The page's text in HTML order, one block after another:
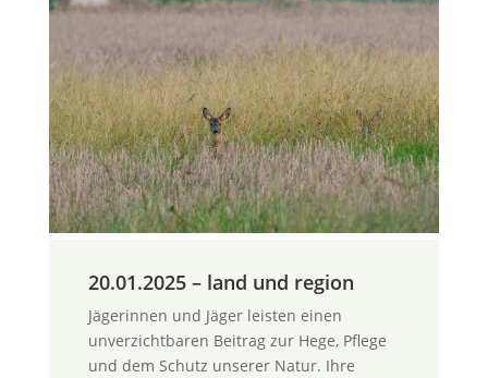
20.01.2025 – land und region
Jägerinnen und Jäger leisten einen
unverzichtbaren Beitrag zur Hege, Pflege
und dem Schutz unserer Natur. Ihre